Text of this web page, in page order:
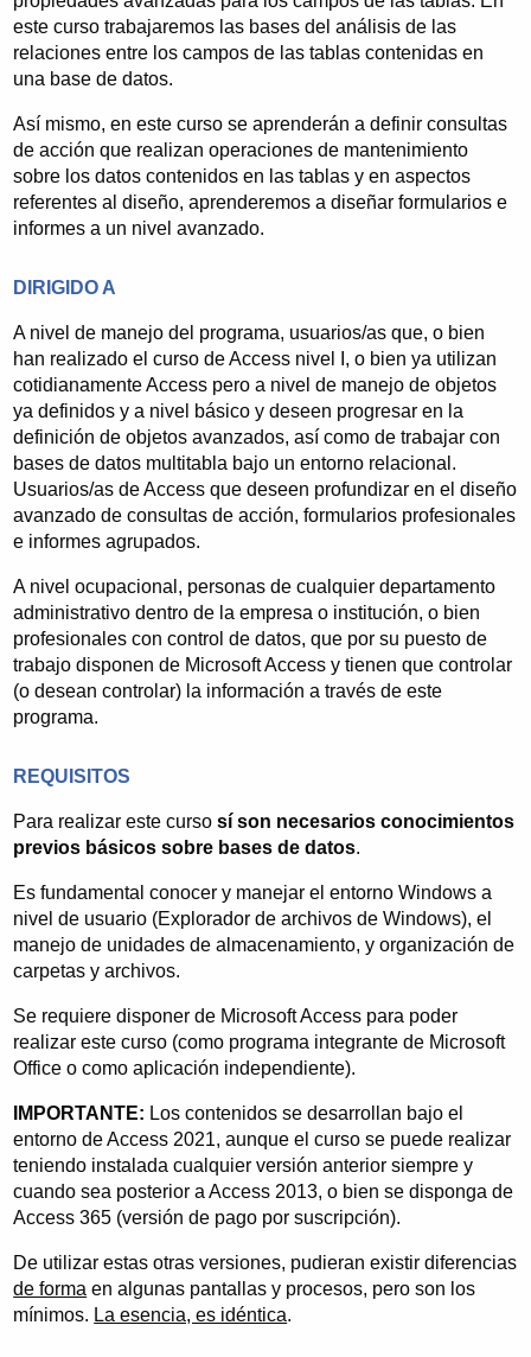
ADR Infor S.L., nombre comercial ADR Formación,
es una empresa con sede en Logroño dedicada a la
formación y al desarrollo de aplicaciones
informáticas. Fundada en 1998, desarrolla su primer
formación a través de Internet para sus clientes
utilizando una plataforma de teleformación de
desarrollo y diseño propios.
En el campo de la formación a través de Internet es
pionera y lleva años gestionando la oferta formativa
de la F.E.R (Federación de Empresarios de La
Rioja) en esta materia. Cuenta en su cartera de
clientes con Ayuntamientos, Administraciones,
Consultoras de Formación, Organizaciones
empresariales, empresas privadas, etc.
Esta experiencia ha generado un sistema de trabajo
eficaz que viene acompañado por unos excelentes
resultados en las valoraciones de los alumnos.
este curso trabajaremos las bases del análisis de las
relaciones entre los campos de las tablas contenidas en
una base de datos.
Así mismo, en este curso se aprenderán a definir consultas
de acción que realizan operaciones de mantenimiento
sobre los datos contenidos en las tablas y en aspectos
referentes al diseño, aprenderemos a diseñar formularios e
informes a un nivel avanzado.
DIRIGIDO A
A nivel de manejo del programa, usuarios/as que, o bien
han realizado el curso de Access nivel I, o bien ya utilizan
cotidianamente Access pero a nivel de manejo de objetos
ya definidos y a nivel básico y deseen progresar en la
definición de objetos avanzados, así como de trabajar con
bases de datos multitabla bajo un entorno relacional.
Usuarios/as de Access que deseen profundizar en el diseño
avanzado de consultas de acción, formularios profesionales
e informes agrupados.
A nivel ocupacional, personas de cualquier departamento
administrativo dentro de la empresa o institución, o bien
profesionales con control de datos, que por su puesto de
trabajo disponen de Microsoft Access y tienen que controlar
(o desean controlar) la información a través de este
programa.
REQUISITOS
Para realizar este cursosí son necesarios conocimientos
previos básicos sobre bases de datos.
Es fundamental conocer y manejar el entorno Windows a
nivel de usuario (Explorador de archivos de Windows), el
manejo de unidades de almacenamiento, y organización de
carpetas y archivos.
Se requiere disponer de Microsoft Access para poder
realizar este curso (como programa integrante de Microsoft
Office o como aplicación independiente).
IMPORTANTE: Los contenidos se desarrollan bajo el
entorno de Access 2021, aunque el curso se puede realizar
teniendo instalada cualquier versión anterior siempre y
cuando sea posterior a Access 2013, o bien se disponga de
Access 365 (versión de pago por suscripción).
De utilizar estas otras versiones, pudieran existir diferencias
de forma en algunas pantallas y procesos, pero son los
mínimos. La esencia, es idéntica.